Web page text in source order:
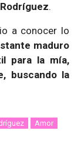
.
a conocer lo
maduro
para la mía,
buscando la
Amor